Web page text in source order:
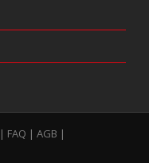
| FAQ | AGB |